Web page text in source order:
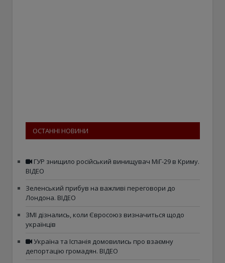
ОСТАННІ НОВИНИ
ГУР знищило російський винищувач МіГ-29 в Криму.
ВІДЕО
Зеленський прибув на важливі переговори до
Лондона. ВІДЕО
ЗМІ дізнались, коли Євросоюз визначиться щодо
українців
Україна та Іспанія домовились про взаємну
депортацію громадян. ВІДЕО